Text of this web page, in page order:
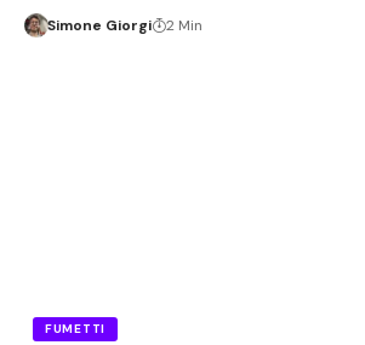
Simone Giorgi 2 Min
FUMETTI